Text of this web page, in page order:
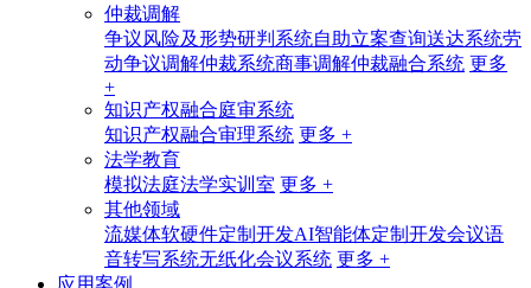
仲裁调解
争议风险及形势研判系统自助立案查询送达系统劳
动争议调解仲裁系统商事调解仲裁融合系统 更多
+
知识产权融合庭审系统
知识产权融合审理系统 更多 +
法学教育
模拟法庭法学实训室 更多 +
其他领域
流媒体软硬件定制开发AI智能体定制开发会议语
音转写系统无纸化会议系统 更多 +
应用案例